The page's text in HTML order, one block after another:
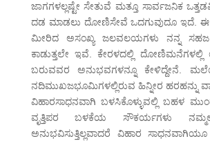
ಜಾಗಗಳಲ್ಲಷ್ಟೇ ಸೇತುವೆ ಮತ್ತೂ ಸಾರ್ವಜನಿಕ
ದಡ ಮಾಡಲು ದೋಣಿಸೇವೆ ಒದಗುವುದೂ ಇದೆ.
ಮೀರಿದ ಅಸಂಖ್ಯ ಜಲವಲಯಗಳು ನನ್ನ ಸಹಜ
ಕಾಡುತ್ತಲೇ ಇವೆ. ಕೇರಳದಲ್ಲಿ
ಬರುವವರ ಅನುಭವಗಳನ್ನೂ ಕೇಳಿದ್ದೇನೆ.
ನದಿಮುಖಜಭೂಮಿಗಳಲ್ಲಿರುವ ಹಿನ್ನೀರ ಹರಹನ್ನು
ವಿಹಾರಸಾಧನವಾಗಿ ಬಳಸಿಕೊಳ್ಳುವಲ್ಲಿ ಬಹಳ
ವೃತ್ತಿಪರ ಬಳಕೆಯ ಸೌಕರ್ಯಗಳು
ಅನುಭವಿಸುತ್ತಿಲ್ಲವಾದರೆ ವಿಹಾರ ಸಾಧನವಾಗಿಯೂ